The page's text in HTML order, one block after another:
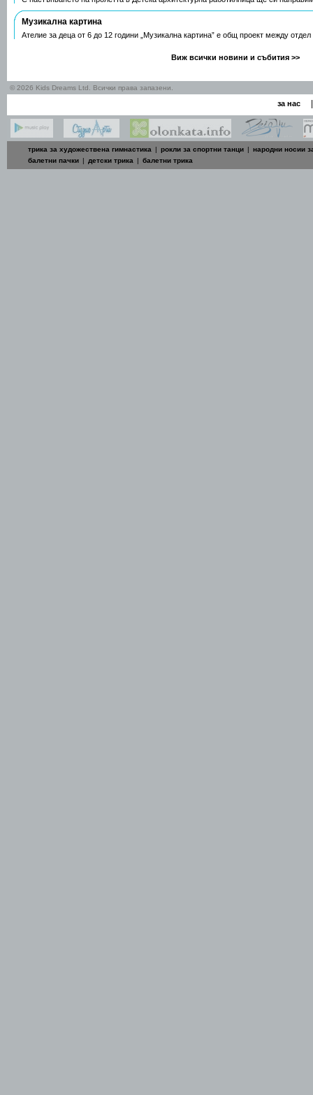
Музикална картина
Ателие за деца от 6 до 12 години „Музикална картина” е общ проект между отдел
Виж всички новини и събития >>
© 2026 Kids Dreams Ltd. Всички права запазени.
за нас
трика за художествена гимнастика рокли за спортни танци
народни носии
балетни пачки
детски трика балетни трика